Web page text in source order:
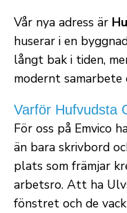
Vår nya adress är
huserar i en
långt bak i tiden,
modernt samarbete
Varför Hufvudsta
För oss på Emvico
än bara skrivbord
plats som främjar
arbetsro. Att ha
fönstret och de